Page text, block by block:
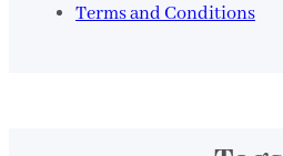
Terms and Conditions